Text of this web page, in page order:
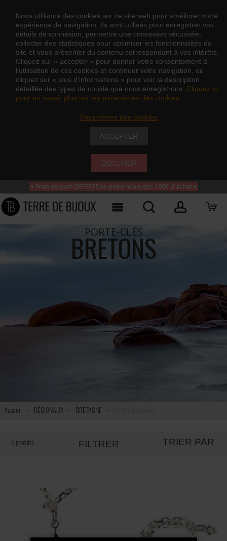
Nous utilisons des cookies sur ce site web pour améliorer votre
expérience de navigation. Ils sont utilisés pour enregistrer vos
détails de connexion, permettre une connexion sécurisée,
collecter des statistiques pour optimiser les fonctionnalités du
site et vous présenter du contenu correspondant à vos intérêts.
Cliquez sur « accepter » pour donner votre consentement à
l’utilisation de ces cookies et continuer votre navigation, ou
cliquez sur « plus d’informations » pour voir la description
détaillée des types de cookie que nous enregistrons. Cliquez ici
pour en savoir plus sur les paramètres des cookies.
Paramètres des cookies
ACCEPTER
DÉCLINER
♥ Frais de port OFFERTS en point relais dès 100€ d'achat ♥
PORTE-CLÉS
BRETONS
Accueil RÉGIONAUX BRETAGNE
6 produits FILTRER TRIER PAR